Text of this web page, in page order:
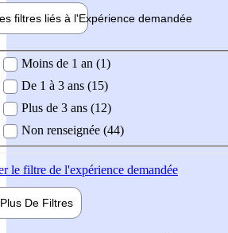
filtres liés à l'Expérience demandée
demandée
Moins de 1 an (1)
De 1 à 3 ans (15)
Plus de 3 ans (12)
Non renseignée (44)
le filtre de l'expérience demandée
Plus De Filtres